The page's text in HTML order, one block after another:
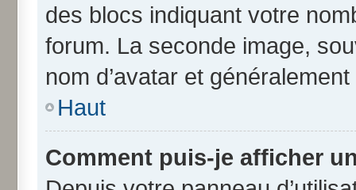
des blocs indiquant votre
forum. La seconde image,
nom d’avatar et
Haut
Comment puis-je afficher